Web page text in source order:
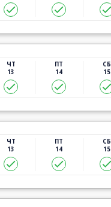
ЧТ
13
ПТ
14
СБ
15
ЧТ
13
ПТ
14
СБ
15